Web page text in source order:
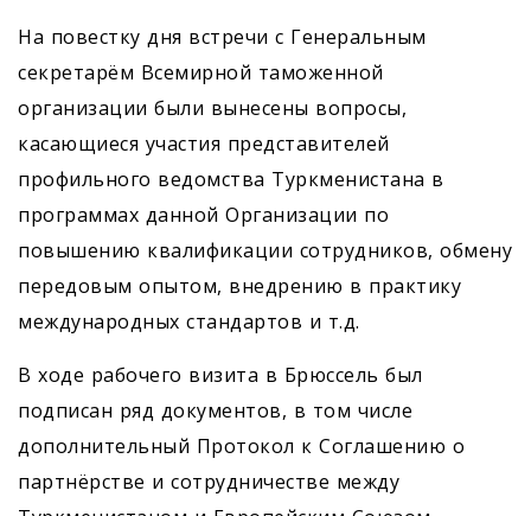
На повестку дня встречи с Генеральным
секретарём Всемирной таможенной
организации были вынесены вопросы,
касающиеся участия представителей
профильного ведомства Туркменистана в
программах данной Организации по
повышению квалификации сотрудников, обмену
передовым опытом, внедрению в практику
международных стандартов и т.д.
В ходе рабочего визита в Брюссель был
подписан ряд документов, в том числе
дополнительный Протокол к Соглашению о
партнёрстве и сотрудничестве между